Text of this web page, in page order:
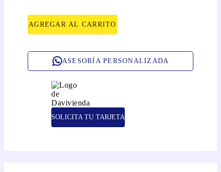
AGREGAR AL CARRITO
ASESORÍA PERSONALIZADA
SOLICITA TU TARJETA